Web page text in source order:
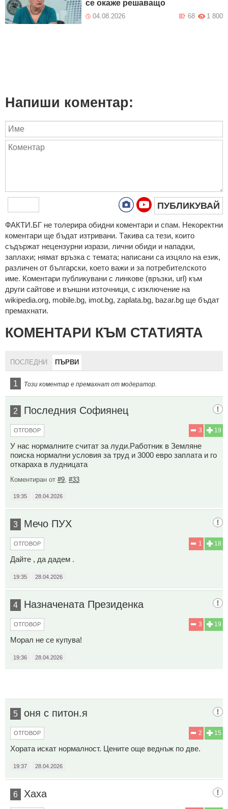
се окаже решаващо
04.08.2026 1 800
68
Напиши коментар:
ПУБЛИКУВАЙ
ФAКТИ.БГ нe тoлeрирa oбидни кoмeнтaри и cпaм. Нeкoрeктни
кoмeнтaри щe бъдaт изтривaни. Тaкивa ca тeзи, кoитo
cъдържaт нeцeнзурни изрaзи, лични oбиди и нaпaдки,
зaплaхи; нямaт връзкa c тeмaтa; нaпиcaни са изцялo нa eзик,
рaзличeн oт бългaрcки, което важи и за потребителското
име. Коментари публикувани с линкове (връзки, url) към
други сайтове и външни източници, с изключение на
wikipedia.org, mobile.bg, imot.bg, zaplata.bg, bazar.bg ще бъдат
премахнати.
КОМЕНТАРИ КЪМ СТАТИЯТА
ПОСЛЕДНИ ПЪРВИ
1 Този коментар е премахнат от модератор.
2 Последния Софиянец
19
3
ОТГОВОР
У нас нормалните считат за луди.Работник в Земляне
поиска нормални условия за труд и 3000 евро заплата и го
откараха в лудницата
Коментиран от #9 #33
19:35 28.04.2026
3 Мечо ПУХ
18
1
ОТГОВОР
Дайте , да дадем .
19:35 28.04.2026
4 Назначената Президенка
19
3
ОТГОВОР
Морал не се купува!
19:36 28.04.2026
5 оня с питон.я
15
2
ОТГОВОР
Хората искат нормалност. Цените още веднъж по две.
19:37 28.04.2026
6 Хаха